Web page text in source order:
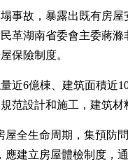
事故，暴露出既有房
革湖南省委會主委蔣
保險制度。
近6億棟、建筑面積近
范設計和施工，建筑材
屋全生命周期，集預防
應建立房屋體檢制度，